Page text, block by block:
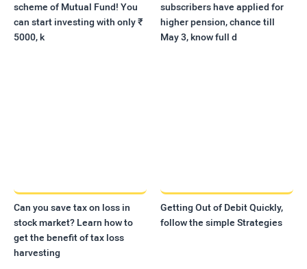
scheme of Mutual Fund! You
can start investing with only ₹
5000, k
subscribers have applied for
higher pension, chance till
May 3, know full d
Can you save tax on loss in
stock market? Learn how to
get the benefit of tax loss
harvesting
Getting Out of Debit Quickly,
follow the simple Strategies